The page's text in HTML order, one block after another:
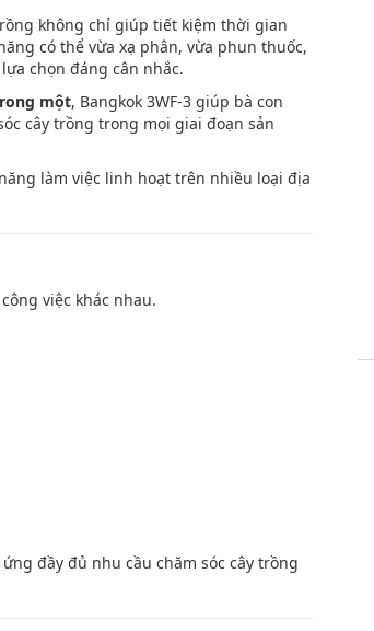
không chỉ giúp tiết kiệm thời gian
có thể vừa xạ phân, vừa phun thuốc,
chọn đáng cân nhắc.
một, Bangkok 3WF-3 giúp bà con
cây trồng trong mọi giai đoạn sản
làm việc linh hoạt trên nhiều loại địa
việc khác nhau.
đầy đủ nhu cầu chăm sóc cây trồng